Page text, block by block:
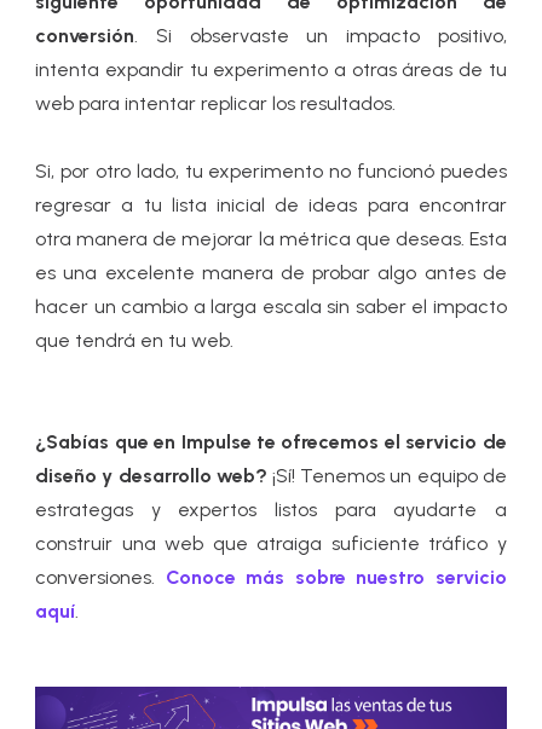
conversión. Si observaste un impacto positivo,
intenta expandir tu experimento a otras áreas de tu
web para intentar replicar los resultados.
Si, por otro lado, tu experimento no funcionó puedes
regresar a tu lista inicial de ideas para encontrar
otra manera de mejorar la métrica que deseas. Esta
es una excelente manera de probar algo antes de
hacer un cambio a larga escala sin saber el impacto
que tendrá en tu web.
¿Sabías que en Impulse te ofrecemos el servicio de
diseño y desarrollo web? ¡Sí! Tenemos un equipo de
estrategas y expertos listos para ayudarte a
construir una web que atraiga suficiente tráfico y
conversiones. Conoce más sobre nuestro servicio
aquí.